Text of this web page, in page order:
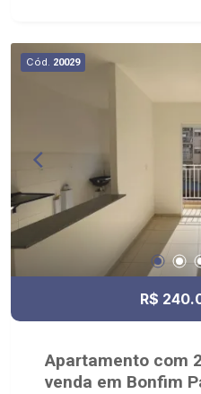
Cód. 20029
R$
Apartamento com
venda em Bonfim